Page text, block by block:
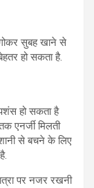
सुबह खाने से
हो सकता है.
हो सकता है
एनर्जी मिलती
से बचने के लिए
पर नजर रखनी